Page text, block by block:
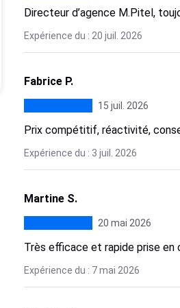
Directeur d’agence M.Pitel,
Expérience du : 20 juil. 2026
Fabrice P.
15 juil. 2026
Prix compétitif, réactivité,
Expérience du : 3 juil. 2026
Martine S.
20 mai 2026
Très efficace et rapide prise en
Expérience du : 7 mai 2026